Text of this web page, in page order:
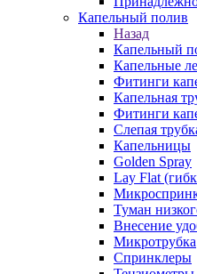
Капельный полив
Назад
Капельный
Капельные
Фитинги
Капельная
Фитинги
Слепая
Капельницы
Golden Spray
Lay Flat
Туман
Внесение
Микротрубка
Спринклеры